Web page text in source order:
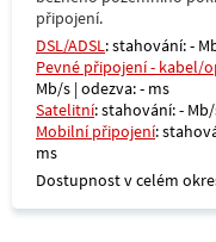
připojení.
DSL/ADSL: stahování: -
Pevné připojení - kabel/
Mb/s | odezva: - ms
Satelitní: stahování: -
Mobilní připojení:
ms
Dostupnost v celém